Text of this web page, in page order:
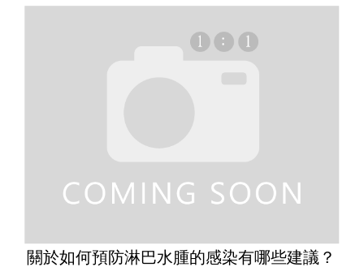
關於如何預防淋巴水腫的感染有哪些建議？